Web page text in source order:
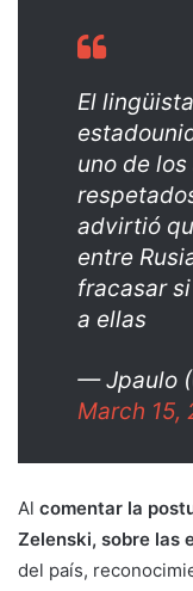
El
uno de
advirtió
entre
fracasar
a ellas
— Jpaulo
March 15,
Al comentar la
Zelenski, sobre las
del país,